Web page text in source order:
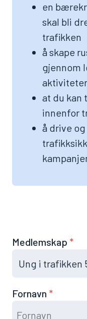
en
skal bli
trafikken
å skape
gjennom
aktiviteter
at du kan
innenfor
å drive
Medlemskap
Fornavn